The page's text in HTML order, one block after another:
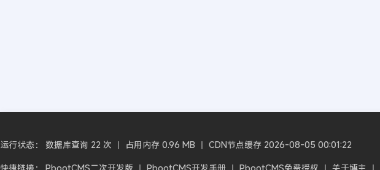
运行状态： 数据库查询 22 次 丨 占用内存 0.96 MB 丨 CDN节点缓存 2026-08-05 00:01:22